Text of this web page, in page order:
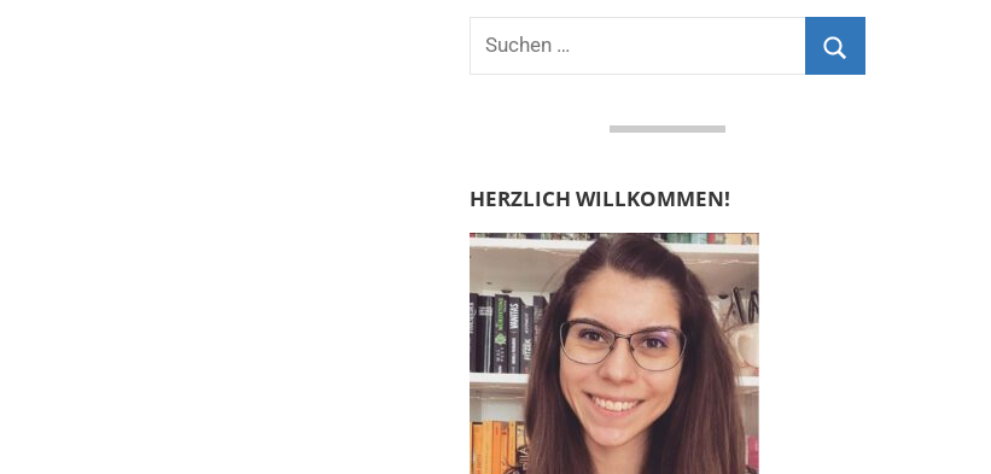
Suchen
HERZLICH WILLKOMMEN!